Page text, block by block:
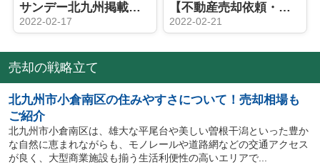
サンデー北九州掲載のお知らせ【RESET HOUSE－小倉北区高尾1丁目1期－】
2022-02-17
【不動産売却依頼・専属専任】北九州市小倉南区津田新町 新築戸建て
2022-02-21
売却の戦略立て
北九州市小倉南区の住みやすさについて！売却相場も
ご紹介
北九州市小倉南区は、雄大な平尾台や美しい曽根干潟といった豊か
な自然に恵まれながらも、モノレールや道路網などの交通アクセス
が良く、大型商業施設も揃う生活利便性の高いエリアで...